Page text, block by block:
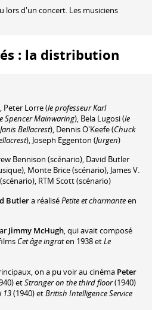
lors d'un concert. Les musiciens
: la distribution
, Peter Lorre(le professeur Karl
Spencer Mainwaring), Bela Lugosi(le
Janis Bellacrest), Dennis O'Keefe(Chuck
), Joseph Eggenton (Jurgen)
Bennison (scénario), David Butler
, Monte Brice(scénario), James V.
(scénario), RTM Scott(scénario)
Butlera réaliséPetite et charmanteen
Jimmy McHugh, qui avait composé
Cet âge ingraten 1938 etLe
on a pu voir au cinéma Peter
etStranger on the third floor(1940)
13(1940) etBritish Intelligence Service